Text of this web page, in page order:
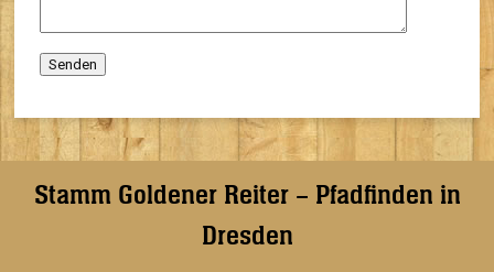
Stamm Goldener Reiter – Pfadfinden in
Dresden